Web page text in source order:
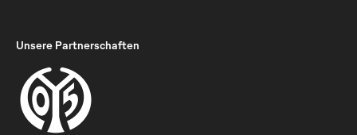
Unsere Partnerschaften